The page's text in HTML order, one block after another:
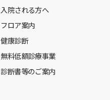
入院される方へ
フロア案内
健康診断
無料低額診療事業
診断書等のご案内